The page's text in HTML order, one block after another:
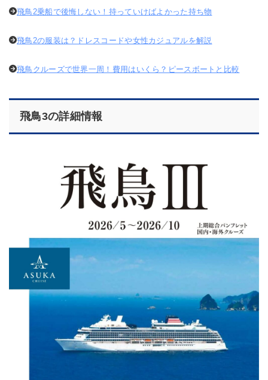
飛鳥2乗船で後悔しない！持っていけばよかった持ち物
飛鳥2の服装は？ドレスコードや女性カジュアルを解説
飛鳥クルーズで世界一周！費用はいくら？ピースボートと比較
飛鳥3の詳細情報